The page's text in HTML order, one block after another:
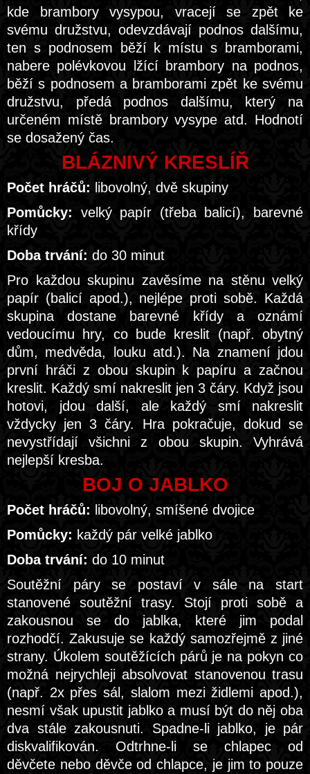
kde brambory vysypou, vracejí se zpět ke
svému družstvu, odevzdávají podnos dalšímu,
ten s podnosem běží k místu s bramborami,
nabere polévkovou lžící brambory na podnos,
běží s podnosem a bramborami zpět ke svému
družstvu, předá podnos dalšímu, který na
určeném místě brambory vysype atd. Hodnotí
se dosažený čas.
BLÁZNIVÝ KRESLÍŘ
Počet hráčů: libovolný, dvě skupiny
Pomůcky: velký papír (třeba balicí), barevné
křídy
Doba trvání: do 30 minut
Pro každou skupinu zavěsíme na stěnu velký
papír (balicí apod.), nejlépe proti sobě. Každá
skupina dostane barevné křídy a oznámí
vedoucímu hry, co bude kreslit (např. obytný
dům, medvěda, louku atd.). Na znamení jdou
první hráči z obou skupin k papíru a začnou
kreslit. Každý smí nakreslit jen 3 čáry. Když jsou
hotovi, jdou další, ale každý smí nakreslit
vždycky jen 3 čáry. Hra pokračuje, dokud se
nevystřídají všichni z obou skupin. Vyhrává
nejlepší kresba.
BOJ O JABLKO
Počet hráčů: libovolný, smíšené dvojice
Pomůcky: každý pár velké jablko
Doba trvání: do 10 minut
Soutěžní páry se postaví v sále na start
stanovené soutěžní trasy. Stojí proti sobě a
zakousnou se do jablka, které jim podal
rozhodčí. Zakusuje se každý samozřejmě z jiné
strany. Úkolem soutěžících párů je na pokyn co
možná nejrychleji absolvovat stanovenou trasu
(např. 2x přes sál, slalom mezi židlemi apod.),
nesmí však upustit jablko a musí být do něj oba
dva stále zakousnuti. Spadne-li jablko, je pár
diskvalifikován. Odtrhne-li se chlapec od
děvčete nebo děvče od chlapce, je jim to pouze